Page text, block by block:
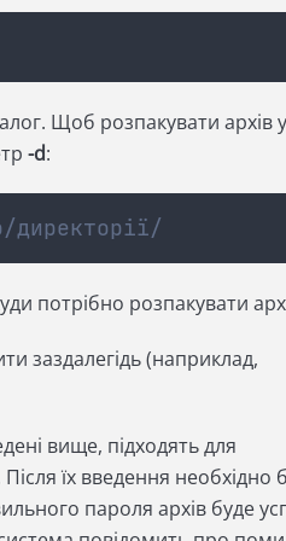
Щоб розпакувати архів у
-d:
потрібно розпакувати
заздалегідь (наприклад,
вище, підходять для
їх введення необхідно
пароля архів буде